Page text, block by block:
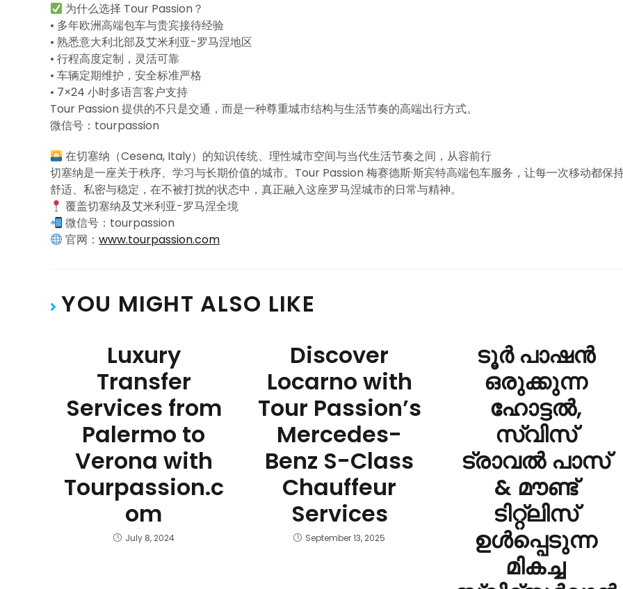
为什么选择 Tour Passion？
• 多年欧洲高端包车与贵宾接待经验
• 熟悉意大利北部及艾米利亚-罗马涅地区
• 行程高度定制，灵活可靠
• 车辆定期维护，安全标准严格
• 7×24 小时多语言客户支持
Tour Passion 提供的不只是交通，而是一种尊重城市结构与生活节奏的高端出行方式。
微信号：tourpassion
在切塞纳（Cesena, Italy）的知识传统、理性城市空间与当代生活节奏之间，从容前行
切塞纳是一座关于秩序、学习与长期价值的城市。Tour Passion 梅赛德斯·斯宾特高端包车服务，让每一次移动都保
舒适、私密与稳定，在不被打扰的状态中，真正融入这座罗马涅城市的日常与精神。
覆盖切塞纳及艾米利亚-罗马涅全境
微信号：tourpassion
官网：www.tourpassion.com
YOU MIGHT ALSO LIKE
Luxury
Transfer
Services from
Palermo to
Verona with
Tourpassion.c
om
July 8, 2024
Discover
Locarno with
Tour Passion’s
Mercedes-
Benz S-Class
Chauffeur
Services
September 13, 2025
ടൂർ പാഷൻ
ഒരുക്കുന്ന
ഹോട്ടൽ,
സ്വിസ്
ട്രാവൽ പാസ്
& മൗണ്ട്
ടിറ്റ്ലിസ്
ഉൾപ്പെടുന്ന
മികച്ച